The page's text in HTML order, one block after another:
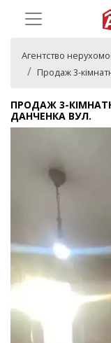
Агентство
Продаж 3-
ПРОДАЖ 3-
ДАНЧЕНКА ВУЛ.